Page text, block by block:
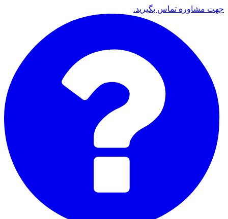
جهت مشاوره تماس بگیرید.